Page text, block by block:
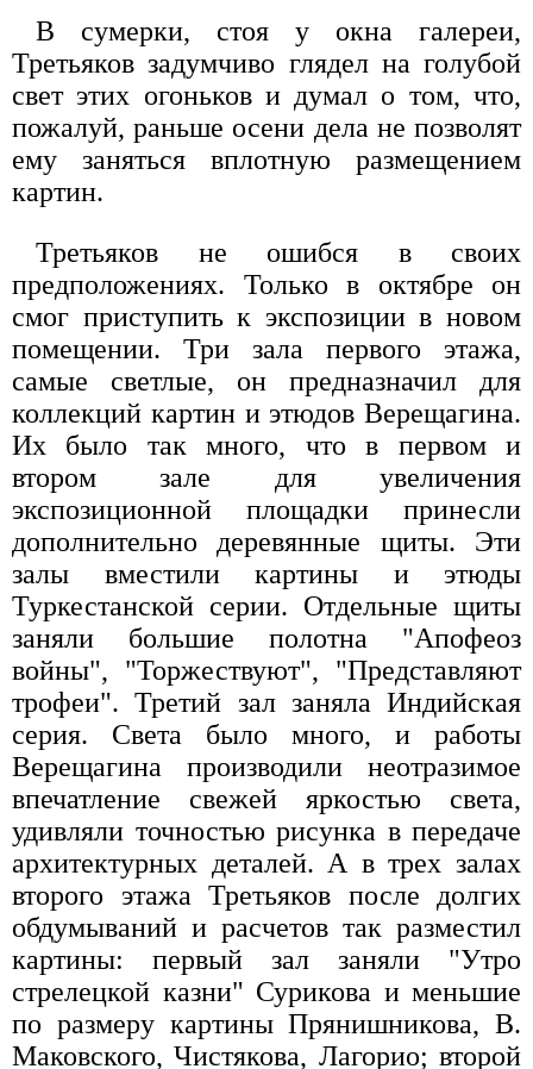
В сумерки, стоя у окна галереи,
Третьяков задумчиво глядел на голубой
свет этих огоньков и думал о том, что,
пожалуй, раньше осени дела не позволят
ему заняться вплотную размещением
картин.
Третьяков не ошибся в своих
предположениях. Только в октябре он
смог приступить к экспозиции в новом
помещении. Три зала первого этажа,
самые светлые, он предназначил для
коллекций картин и этюдов Верещагина.
Их было так много, что в первом и
втором зале для увеличения
экспозиционной площадки принесли
дополнительно деревянные щиты. Эти
залы вместили картины и этюды
Туркестанской серии. Отдельные щиты
заняли большие полотна "Апофеоз
войны", "Торжествуют", "Представляют
трофеи". Третий зал заняла Индийская
серия. Света было много, и работы
Верещагина производили неотразимое
впечатление свежей яркостью света,
удивляли точностью рисунка в передаче
архитектурных деталей. А в трех залах
второго этажа Третьяков после долгих
обдумываний и расчетов так разместил
картины: первый зал заняли "Утро
стрелецкой казни" Сурикова и меньшие
по размеру картины Прянишникова, В.
Маковского, Чистякова, Лагорио; второй